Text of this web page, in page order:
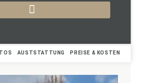
AUSTSTATTUNG PREISE & KOSTEN